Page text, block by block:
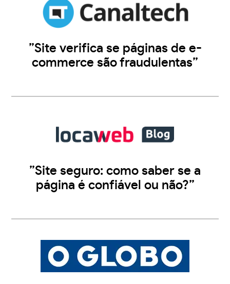
”Site verifica se páginas de e-
commerce são fraudulentas”
”Site seguro: como saber se a
página é confiável ou não?”